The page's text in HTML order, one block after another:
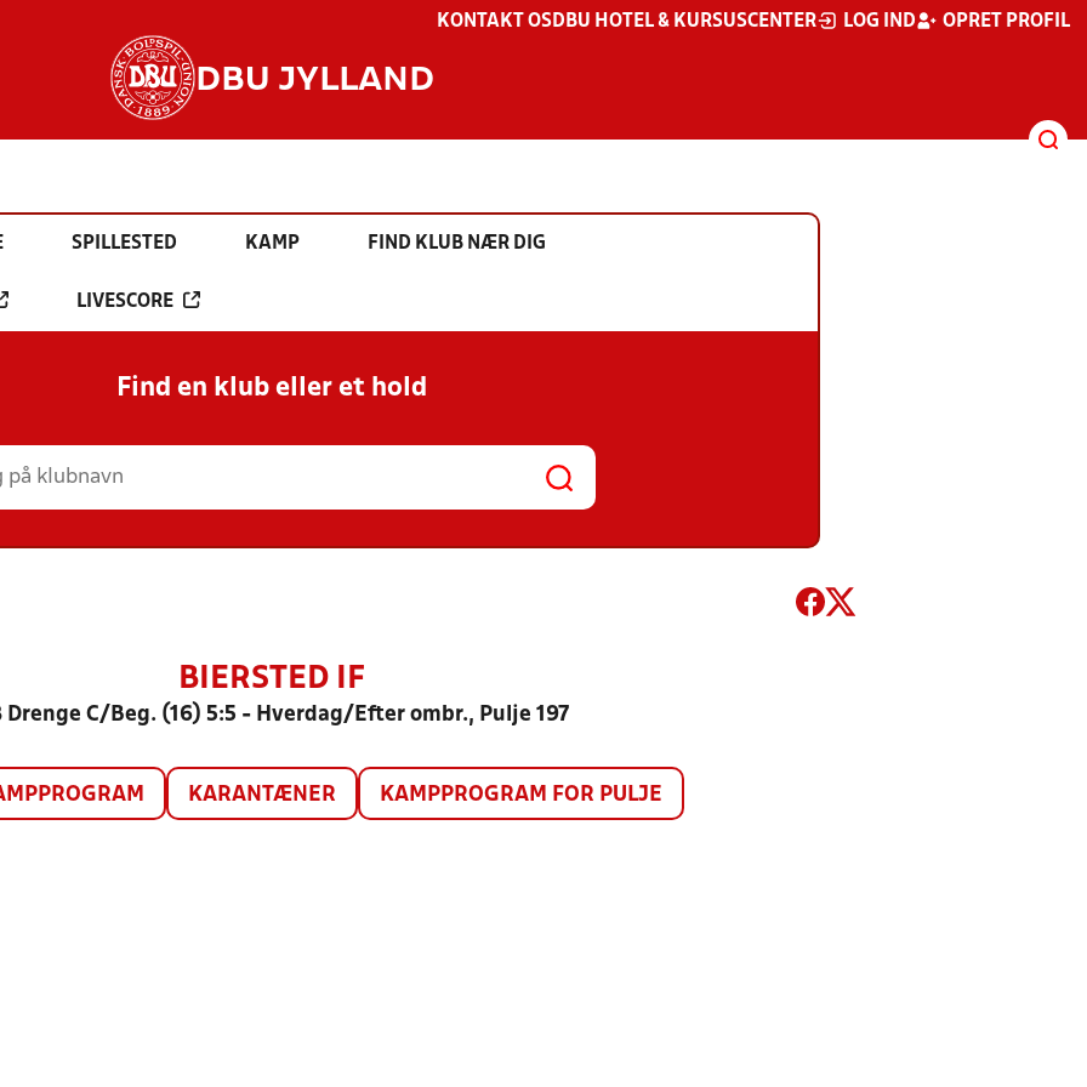
KONTAKT OS DBU HOTEL & KURSUSCENTER LOG IND OPRET PROFIL
DBU JYLLAND
SPILLESTED KAMP FIND KLUB NÆR DIG
LIVESCORE
Find en klub eller et hold
BIERSTED IF
Drenge C/Beg. (16) 5:5 - Hverdag/Efter ombr., Pulje 197
KARANTÆNER KAMPPROGRAM FOR PULJE